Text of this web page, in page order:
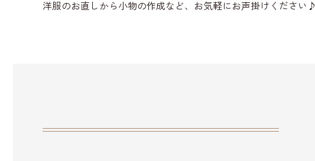
洋服のお直しから小物の作成など、お気軽にお声掛けください♪